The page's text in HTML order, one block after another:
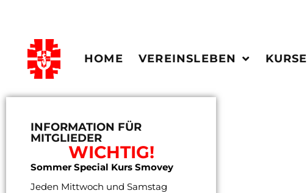
HOME VEREINSLEBEN KURSE
INFORMATION FÜR
MITGLIEDER
WICHTIG!
Sommer Special Kurs Smovey
Jeden Mittwoch und Samstag